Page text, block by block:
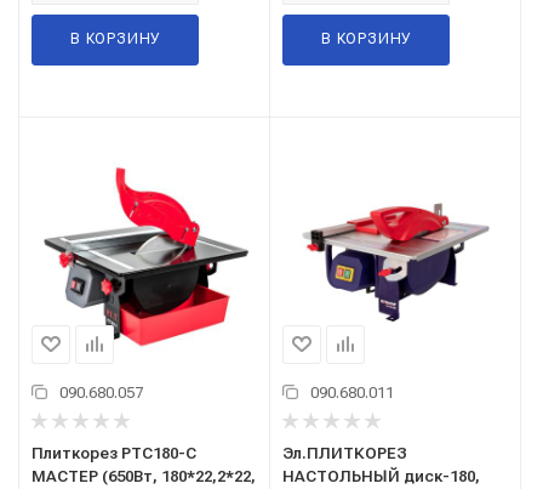
В КОРЗИНУ В КОРЗИНУ
090.680.057
Плиткорез PTC180-C
МАСТЕР (650Вт, 180*22,2*22,
090.680.011
Эл.ПЛИТКОРЕЗ
НАСТОЛЬНЫЙ диск-180,